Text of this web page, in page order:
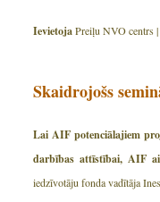
IevietojaPreiļu NVO centrs |
Skaidrojošs
Lai AIF potenciālajiem
darbības attīstībai, AIF
iedzīvotāju fonda vadītāja